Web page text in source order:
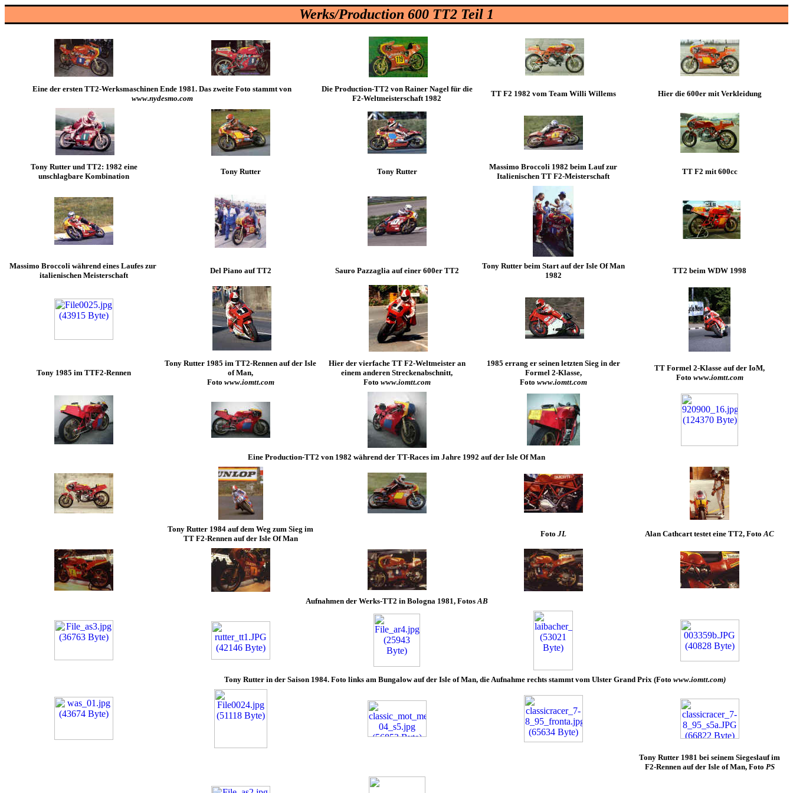
Werks/Production 600 TT2 Teil 1
Eine der ersten TT2-Werksmaschinen Ende 1981. Das zweite Foto stammt von
www.nydesmo.com
Die Production-TT2 von Rainer Nagel für die
F2-Weltmeisterschaft 1982
TT F2 1982 vom Team Willi Willems Hier die 600er mit Verkleidung
Tony Rutter und TT2: 1982 eine
unschlagbare Kombination
Tony Rutter Tony Rutter
Massimo Broccoli 1982 beim Lauf zur
Italienischen TT F2-Meisterschaft
TT F2 mit 600cc
Massimo Broccoli während eines Laufes zur
italienischen Meisterschaft
Del Piano auf TT2 Sauro Pazzaglia auf einer 600er TT2
Tony Rutter beim Start auf der Isle Of Man
1982
TT2 beim WDW 1998
Tony 1985 im TTF2-Rennen
Tony Rutter 1985 im TT2-Rennen auf der Isle
of Man,
Foto www.iomtt.com
Hier der vierfache TT F2-Weltmeister an
einem anderen Streckenabschnitt,
Foto www.iomtt.com
1985 errang er seinen letzten Sieg in der
Formel 2-Klasse,
Foto www.iomtt.com
TT Formel 2-Klasse auf der IoM,
Foto www.iomtt.com
Eine Production-TT2 von 1982 während der TT-Races im Jahre 1992 auf der Isle Of Man
Tony Rutter 1984 auf dem Weg zum Sieg im
TT F2-Rennen auf der Isle Of Man
Foto JL Alan Cathcart testet eine TT2, FotoAC
Aufnahmen der Werks-TT2 in Bologna 1981, FotosAB
Tony Rutter in der Saison 1984. Foto links am Bungalow auf der Isle of Man, die Aufnahme rechts stammt vom Ulster Grand Prix (Foto www.iomtt.com)
Tony Rutter 1981 bei seinem Siegeslauf im
F2-Rennen auf der Isle of Man, Foto PS